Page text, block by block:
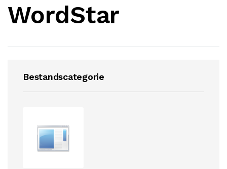
WordStar
Bestandscategorie